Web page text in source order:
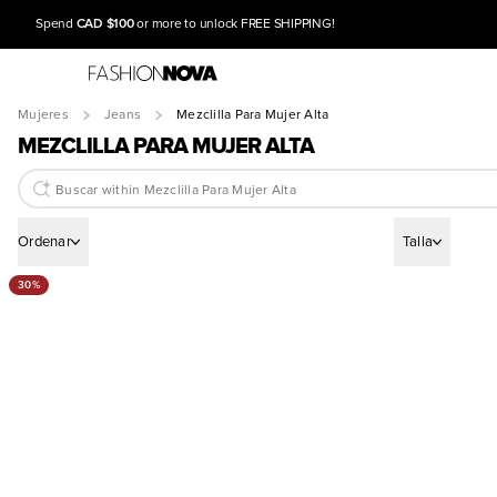
Spend CAD $100 or more to unlock FREE SHIPPING!
Mujeres Jeans Mezclilla Para Mujer Alta
MEZCLILLA PARA MUJER ALTA
Ordenar Talla
30%